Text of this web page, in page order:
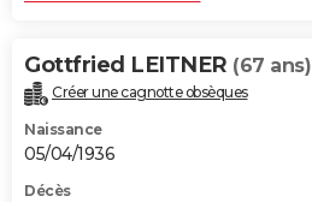
Gottfried LEITNER (67 ans)
Créer une cagnotte obsèques
Naissance
05/04/1936
Décès